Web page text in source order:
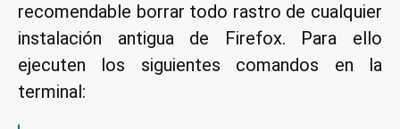
recomendable borrar todo rastro de cualquier
instalación antigua de Firefox. Para ello
ejecuten los siguientes comandos en la
terminal: